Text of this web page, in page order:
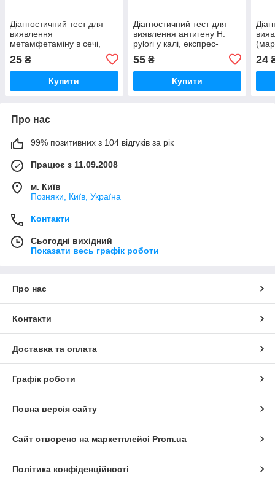
Діагностичний тест для
виявлення
метамфетаміну в сечі,
експрес-аналіз WONDFO
W11-S (mAMP/МЕТ), 1 шт.
25 ₴
Купити
Діагностичний тест для
виявлення антигену H.
pylori у калі, експрес-
аналіз Medrynok GCHP-
602a, 1 шт.
55₴
Купити
1 шт.
24
Про нас
99% позитивних з 104 відгуків за рік
Працює з 11.09.2008
м. Київ
Позняки, Київ, Україна
Контакти
Сьогодні вихідний
Показати весь графік роботи
Про нас
Контакти
Доставка та оплата
Графік роботи
Повна версія сайту
Сайт створено на маркетплейсі Prom.ua
Політика конфіденційності